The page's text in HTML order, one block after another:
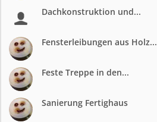
Dachkonstruktion und...
Fensterleibungen aus Holz...
Feste Treppe in den...
Sanierung Fertighaus